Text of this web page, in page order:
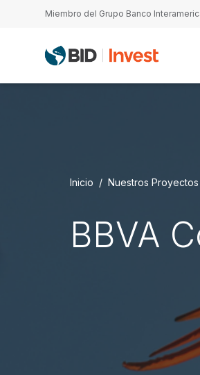
Pasar al contenido principal
Miembro del Grupo Banco
Inicio Nuestros Proyectos
BBVA